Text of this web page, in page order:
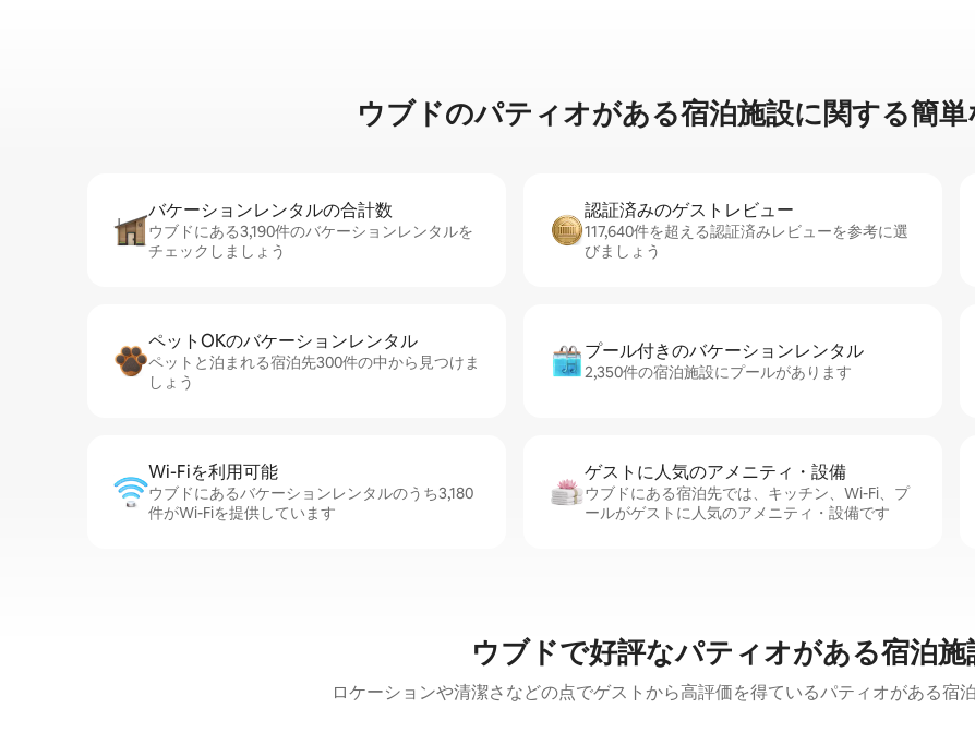
ウブドのパ⁠テ⁠ィ⁠オ⁠が⁠あ⁠る宿⁠泊⁠施⁠設⁠に関⁠す⁠る簡⁠
バケーションレ⁠ン⁠タ⁠ル⁠の合⁠計⁠数
ウブドにある3,190件のバケーションレンタルを
チェックしましょう
認証済みのゲ⁠ス⁠ト⁠レ⁠ビ⁠ュ⁠ー
117,640件を超える認証済みレビューを参考に選
びましょう
ペットOKのバ⁠ケ⁠ー⁠シ⁠ョ⁠ンレ⁠ン⁠タ⁠ル
ペットと泊まれる宿泊先300件の中から見つけま
しょう
プール付きのバ⁠ケ⁠ー⁠シ⁠ョ⁠ンレ⁠ン⁠タ⁠ル
2,350件の宿泊施設にプールがあります
Wi-Fiを利⁠用⁠可⁠能
ウブドにあるバケーションレンタルのうち3,180
件がWi-Fiを提供しています
ゲストに人⁠気⁠のア⁠メ⁠ニ⁠テ⁠ィ・設⁠備
ウブドにある宿泊先では、キッチン、Wi-Fi、プ
ールがゲストに人気のアメニティ・設備です
ウブドで好評なパティオがある宿泊施
ロケーションや清潔さなどの点でゲストから高評価を得ているパティオがある宿